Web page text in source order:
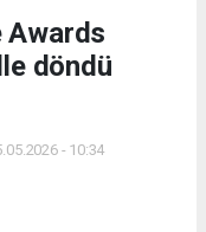
Awards
döndü
- 10:34